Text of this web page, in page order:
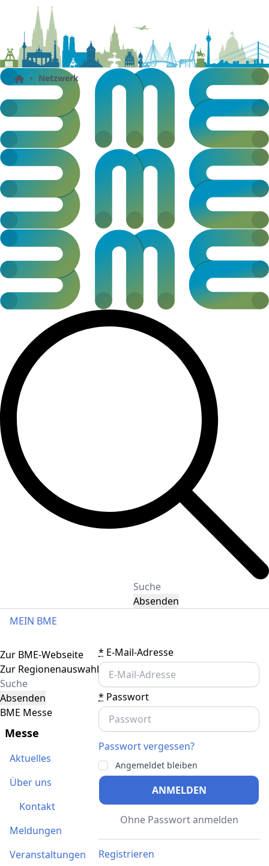
Netzwerk
Absenden
MEIN BME
* E-Mail-Adresse
* Passwort
Passwort vergessen?
Angemeldet bleiben
ANMELDEN
Ohne Passwort anmelden
Registrieren
Toggle navigation
Zur BME-Webseite
Zur Regionenauswahl
Absenden
BME Messe
Messe
Aktuelles
Über uns
Kontakt
Meldungen
Veranstaltungen